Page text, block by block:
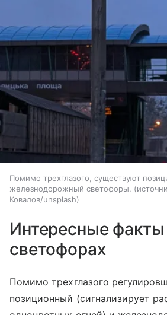
Помимо трехглазого, существуют
железнодорожный светофоры.
Ковалов/unsplash
Интересные
светофорах
Помимо трехглазого
позиционный (сигнализирует